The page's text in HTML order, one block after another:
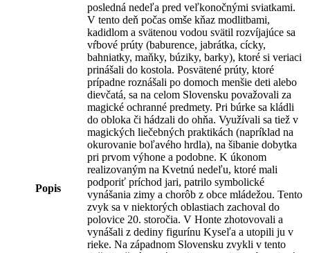
Popis
posledná nedeľa pred veľkonočnými sviatkami.
V tento deň počas omše kňaz modlitbami,
kadidlom a svätenou vodou svätil rozvíjajúce sa
vŕbové prúty (baburence, jabrátka, cícky,
bahniatky, maňky, búziky, barky), ktoré si veriaci
prinášali do kostola. Posvätené prúty, ktoré
prípadne roznášali po domoch menšie deti alebo
dievčatá, sa na celom Slovensku považovali za
magické ochranné predmety. Pri búrke sa kládli
do obloka či hádzali do ohňa. Využívali sa tiež v
magických liečebných praktikách (napríklad na
okurovanie boľavého hrdla), na šibanie dobytka
pri prvom výhone a podobne. K úkonom
realizovaným na Kvetnú nedeľu, ktoré mali
podporiť príchod jari, patrilo symbolické
vynášania zimy a chorôb z obce mládežou. Tento
zvyk sa v niektorých oblastiach zachoval do
polovice 20. storočia. V Honte zhotovovali a
vynášali z dediny figurínu Kyseľa a utopili ju v
rieke. Na západnom Slovensku zvykli v tento